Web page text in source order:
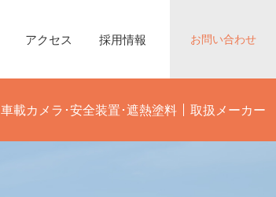
アクセス 採用情報 お問い合わせ
車載カメラ･安全装置･遮熱塗料 取扱メーカー